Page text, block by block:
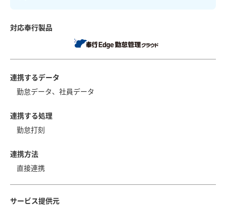
対応奉行製品
連携するデータ
勤怠データ、社員データ
連携する処理
勤怠打刻
連携方法
直接連携
サービス提供元